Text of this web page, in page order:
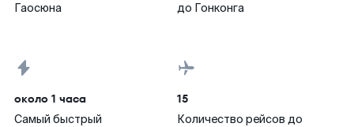
Гаосюна
до Гонконга
около 1 часа
Самый быстрый
15
Количество рейсов до